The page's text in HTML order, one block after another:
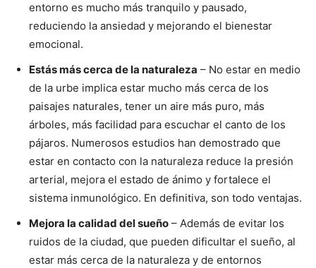
entorno es mucho más tranquilo y pausado,
reduciendo la ansiedad y mejorando el bienestar
emocional.
Estás más cerca de la naturaleza – No estar en medio
de la urbe implica estar mucho más cerca de los
paisajes naturales, tener un aire más puro, más
árboles, más facilidad para escuchar el canto de los
pájaros. Numerosos estudios han demostrado que
estar en contacto con la naturaleza reduce la presión
arterial, mejora el estado de ánimo y fortalece el
sistema inmunológico. En definitiva, son todo ventajas.
Mejora la calidad del sueño – Además de evitar los
ruidos de la ciudad, que pueden dificultar el sueño, al
estar más cerca de la naturaleza y de entornos